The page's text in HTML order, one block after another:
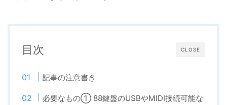
CLOSE
目次
記事の注意書き
必要なもの① 88鍵盤のUSBやMIDI接続可能な